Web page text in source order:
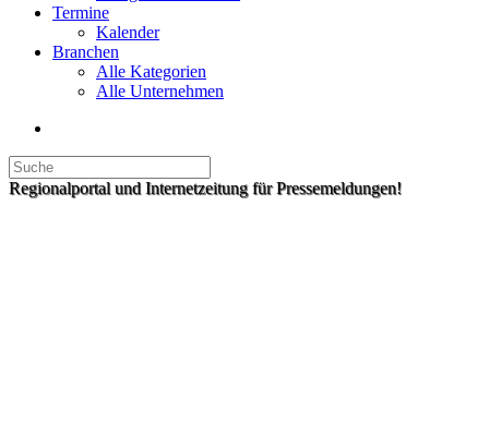
Termine
Kalender
Branchen
Alle Kategorien
Alle Unternehmen
Regionalportal und Internetzeitung für Pressemeldungen!